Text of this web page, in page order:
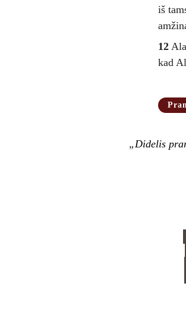
iš
12
kad
„Didelis